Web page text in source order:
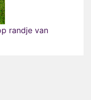
randje van